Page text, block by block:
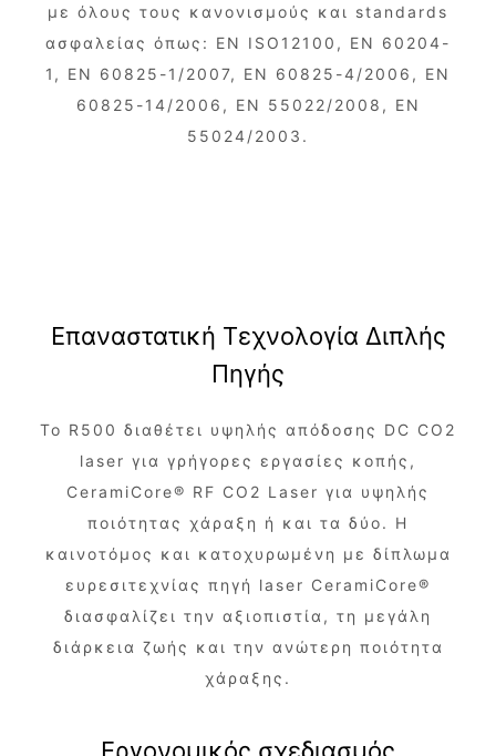
με όλoυς τους κανονισμούς και standards
ασφαλείας όπως: EN ISO12100, EN 60204-
1, EN 60825-1/2007, EN 60825-4/2006, EN
60825-14/2006, EN 55022/2008, EN
55024/2003.
Επαναστατική Τεχνολογία Διπλής
Πηγής
Το R500 διαθέτει υψηλής απόδοσης DC CO2
laser για γρήγορες εργασίες κοπής,
CeramiCore® RF CO2 Laser για υψηλής
ποιότητας χάραξη ή και τα δύο. Η
καινοτόμος και κατοχυρωμένη με δίπλωμα
ευρεσιτεχνίας πηγή laser CeramiCore®
διασφαλίζει την αξιοπιστία, τη μεγάλη
διάρκεια ζωής και την ανώτερη ποιότητα
χάραξης.